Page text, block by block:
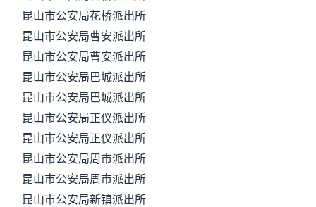
昆山市公安局花桥派出所
昆山市公安局曹安派出所
昆山市公安局曹安派出所
昆山市公安局巴城派出所
昆山市公安局巴城派出所
昆山市公安局正仪派出所
昆山市公安局正仪派出所
昆山市公安局周市派出所
昆山市公安局周市派出所
昆山市公安局新镇派出所